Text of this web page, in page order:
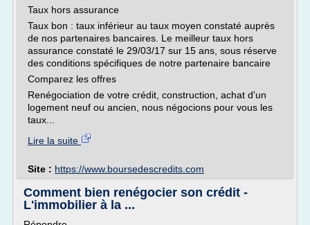
Taux hors assurance
Taux bon : taux inférieur au taux moyen constaté auprès
de nos partenaires bancaires. Le meilleur taux hors
assurance constaté le 29/03/17 sur 15 ans, sous réserve
des conditions spécifiques de notre partenaire bancaire
Comparez les offres
Renégociation de votre crédit, construction, achat d'un
logement neuf ou ancien, nous négocions pour vous les
taux...
Lire la suite
Site : https://www.boursedescredits.com
Comment bien renégocier son crédit -
L'immobilier à la ...